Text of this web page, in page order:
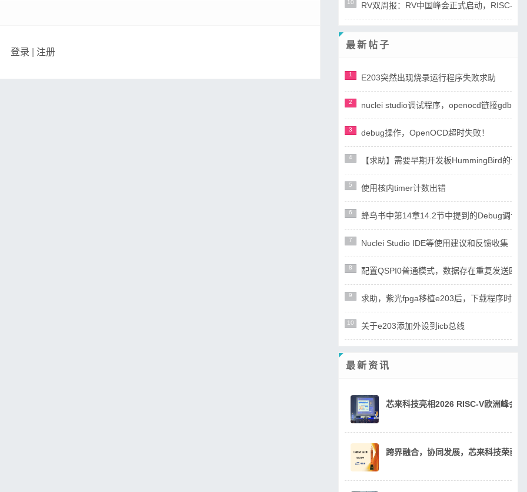
登录 注册
10 RV双周报：RV中国峰会正式启动，RISC-V
最新帖子
1 E203突然出现烧录运行程序失败求助
2 nuclei studio调试程序，openocd链接gdb失
3 debug操作，OpenOCD超时失败！
4 【求助】需要早期开发板HummingBird的详
5 使用核内timer计数出错
6 蜂鸟书中第14章14.2节中提到的Debug调试
7 Nuclei Studio IDE等使用建议和反馈收集
8 配置QSPI0普通模式，数据存在重复发送四
9 求助，紫光fpga移植e203后，下载程序时
10 关于e203添加外设到icb总线
最新资讯
芯来科技亮相2026 RISC-V欧洲峰会
跨界融合，协同发展，芯来科技荣获